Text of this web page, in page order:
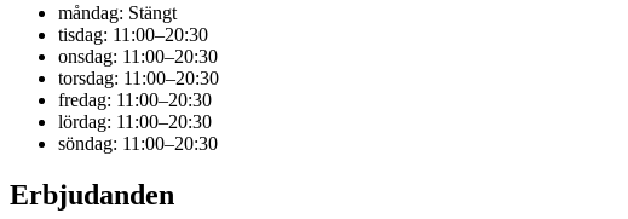
måndag: Stängt
tisdag: 11:00–20:30
onsdag: 11:00–20:30
torsdag: 11:00–20:30
fredag: 11:00–20:30
lördag: 11:00–20:30
söndag: 11:00–20:30
Erbjudanden